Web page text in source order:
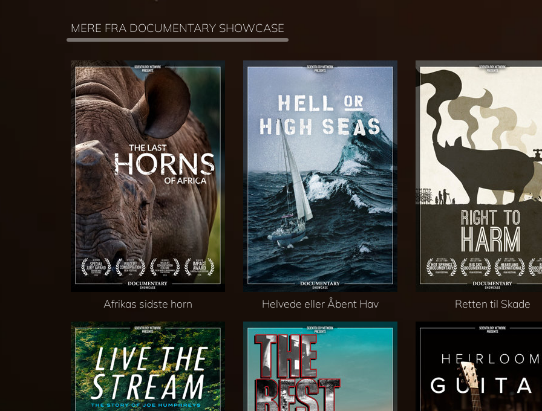
MERE FRA DOCUMENTARY SHOWCASE
Afrikas sidste horn Helvede eller Åbent Hav Retten til Skade